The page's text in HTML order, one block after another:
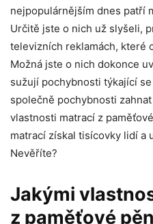
nejpopulárnějším dnes patří
Určitě jste o nich už slyšeli,
televizních reklamách, které
Možná jste o nich dokonce
sužují pochybnosti týkající
společně pochybnosti
vlastnosti matrací z
matrací získal tisícovky lidí a
Nevěříte?
Jakými
z paměťové